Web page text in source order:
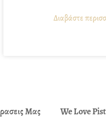
Διαβάστε
Μας We Love